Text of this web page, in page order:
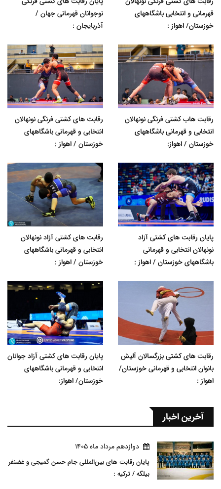
قهرمانی و انتخابی باشگاههای
خوزستان/ اهواز :
نوجوانان قهرمانی جهان /
آذربایجان :
رقابت هاب کشتی فرنگی نونهالان
انتخابی و قهرمانی باشگاههای
خوزستان / اهواز:
رقابت های کشتی فرنگی نونهالان
انتخابی و قهرمانی باشگاههای
خوزستان / اهواز :
پایان رقابت های کشتی آزاد
نونهالان انتخابی و قهرمانی
باشگاههای خوزستان / اهواز :
رقابت های کشتی آزاد نونهالان
انتخابی و قهرمانی باشگاههای
خوزستان / اهواز :
رقابت های کشتی بزرگسالان آلیش
بانوان انتخابی و قهرمانی خوزستان/
اهواز :
پایان رقابت های کشتی آزاد جوانان
انتخابی و قهرمانی باشگاههای
خوزستان/ اهواز:
آخرین اخبار
دوازدهم مرداد ماه 1405
پایان رقابت های بین‌المللی جام حسن گمیجی و غضنفر
بیلگه / ترکیه :